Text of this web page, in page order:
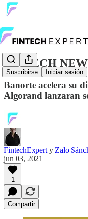
Suscribirse Iniciar sesión
FINTECH
Banorte acelera su
Algorand lanzaran
FintechExpert y Zalo
jun 03, 2021
1
Compartir